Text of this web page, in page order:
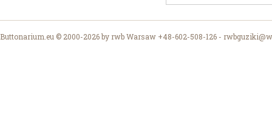
Buttonarium.eu © 2000-2026 by rwb Warsaw +48-602-508-126 -